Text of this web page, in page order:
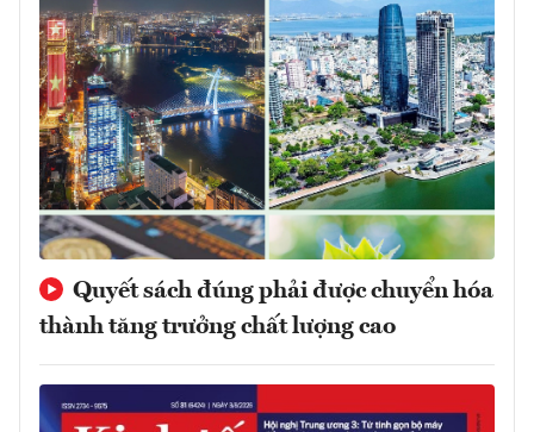
Quyết sách đúng phải được chuyển hóa
thành tăng trưởng chất lượng cao